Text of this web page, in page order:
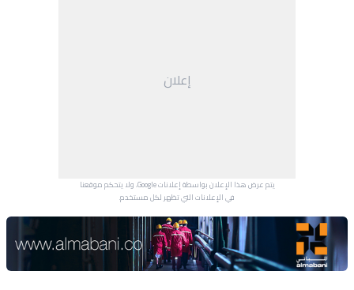
إعلان
يتم عرض هذا الإعلان بواسطة إعلانات Google، ولا يتحكم موقعنا
في الإعلانات التي تظهر لكل مستخدم.
Advertisement Section